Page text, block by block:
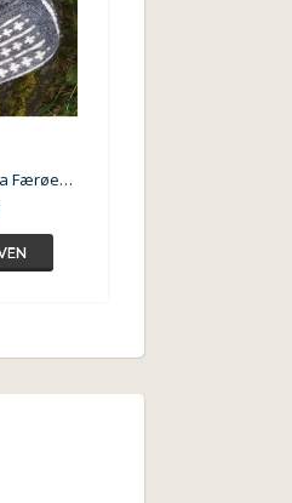
Skóleistar - Skolæst fra Færøerne